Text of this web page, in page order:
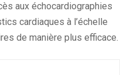
aux échocardiographies
cardiaques à l’échelle
de manière plus efficace.